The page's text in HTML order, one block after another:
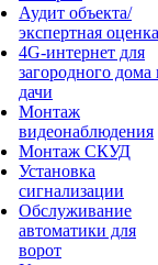
Аудит объекта/
экспертная оценка
4G-интернет для
загородного дома
дачи
Монтаж
видеонаблюдения
Монтаж СКУД
Установка
сигнализации
Обслуживание
автоматики для
ворот